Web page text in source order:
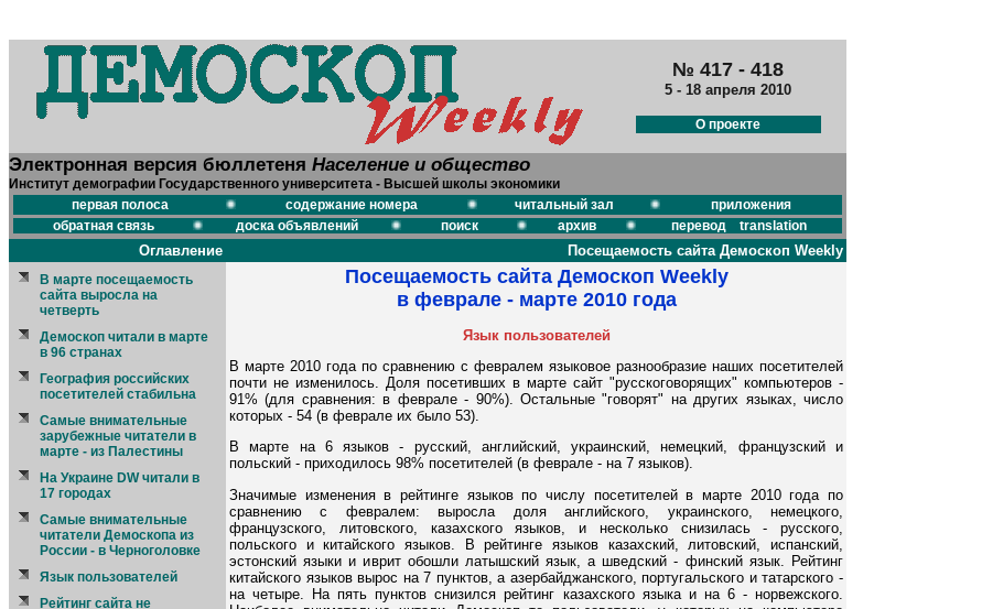
№ 417 - 418
5 - 18 апреля 2010
О проекте
Электронная версия бюллетеня Население и общество
Институт демографии Государственного университета - Высшей школы экономики
первая полоса
содержание номера читальный зал
приложения
обратная связь
доска объявлений поиск архив перевод translation
Оглавление Посещаемость сайта Демоскоп Weekly
В марте посещаемость
сайта выросла на
четверть
Демоскоп читали в марте
в 96 странах
География российских
посетителей стабильна
Самые внимательные
зарубежные читатели в
марте - из Палестины
На Украине DW читали в
17 городах
Cамые внимательные
читатели Демоскопа из
России - в Черноголовке
Язык пользователей
Рейтинг сайта не
Посещаемость сайта Демоскоп Weekly
в феврале - марте 2010 года
Язык пользователей
В марте 2010 года по сравнению с февралем языковое разнообразие наших посетителей
почти не изменилось. Доля посетивших в марте сайт "русскоговорящих" компьютеров -
91% (для сравнения: в феврале - 90%). Остальные "говорят" на других языках, число
которых - 54 (в феврале их было 53).
В марте на 6 языков - русский, английский, украинский, немецкий, французский и
польский - приходилось 98% посетителей (в феврале - на 7 языков).
Значимые изменения в рейтинге языков по числу посетителей в марте 2010 года по
сравнению с февралем: выросла доля английского, украинского, немецкого,
французского, литовского, казахского языков, и несколько снизилась - русского,
польского и китайского языков. В рейтинге языков казахский, литовский, испанский,
эстонский языки и иврит обошли латышский язык, а шведский - финский язык. Рейтинг
китайского языков вырос на 7 пунктов, а азербайджанского, португальского и татарского -
на четыре. На пять пунктов снизился рейтинг казахского языка и на 6 - норвежского.